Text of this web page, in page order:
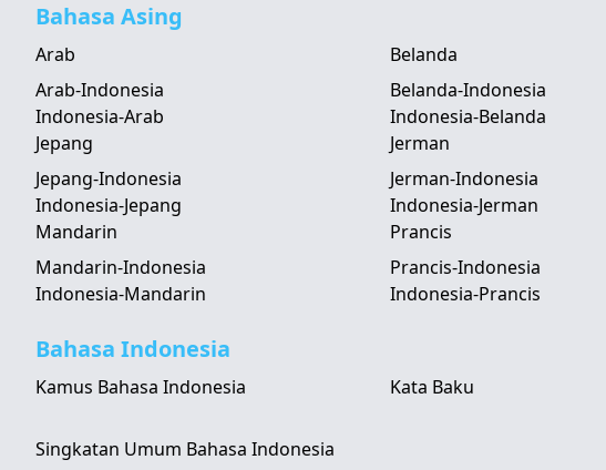
Bahasa Asing
Arab
Arab-Indonesia
Indonesia-Arab
Belanda
Belanda-Indonesia
Indonesia-Belanda
Jepang
Jepang-Indonesia
Indonesia-Jepang
Jerman
Jerman-Indonesia
Indonesia-Jerman
Mandarin
Mandarin-Indonesia
Indonesia-Mandarin
Prancis
Prancis-Indonesia
Indonesia-Prancis
Bahasa Indonesia
Kamus Bahasa Indonesia Kata Baku
Singkatan Umum Bahasa Indonesia